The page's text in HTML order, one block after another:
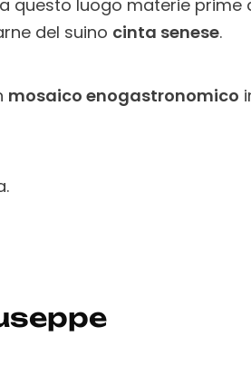
questo luogo materie prime
del suino cinta senese.
mosaico enogastronomico